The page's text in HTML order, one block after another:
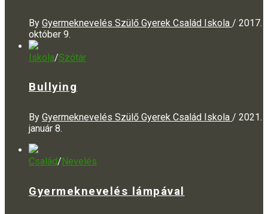
By Gyermeknevelés Szülő Gyerek Család Iskola / 2017.
október 9.
Iskola/Szótár
Bullying
By Gyermeknevelés Szülő Gyerek Család Iskola / 2021.
január 8.
Család/Nevelés
Gyermeknevelés lámpával